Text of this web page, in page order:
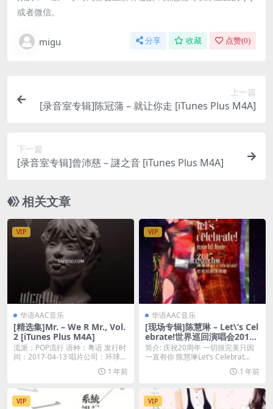
或者微信。
migu 分享 收藏 点赞(0)
上一篇
[录音室专辑]陈冠蒲 – 就让你走 [iTunes Plus M4A]
下一篇
[录音室专辑]曾沛慈 – 謎之音 [iTunes Plus M4A]
相关文章
VIP
华语AAC音乐
[精选集]Mr. – We R Mr., Vol.
2 [iTunes Plus M4A]
流派：POP流行 语种：粤语 发行时
间：2017-04-13 唱片公司：环球唱
1 年前
VIP
华语AAC音乐
[现场专辑]陈慧琳 – Let\’s Cel
ebrate!世界巡回演唱会2015
(Live)[iTunes Plus AAC][百
度云]
简介: 庆祝20周年 一切很完美只因
一直有你 陈慧琳Let’s Celebrat...
1 年前
VIP VIP